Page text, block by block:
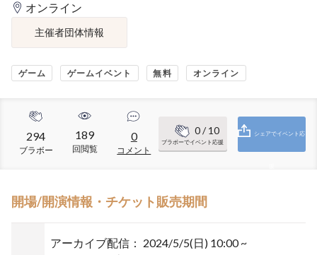
オンライン
主催者団体情報
ゲーム ゲームイベント 無料 オンライン
294
ブラボー
189
回閲覧
0
コメント
0/ 10
ブラボーでイベント応援
シェアでイベント応
開場/開演情報・チケット販売期間
アーカイブ配信： 2024/5/5(日) 10:00 ~